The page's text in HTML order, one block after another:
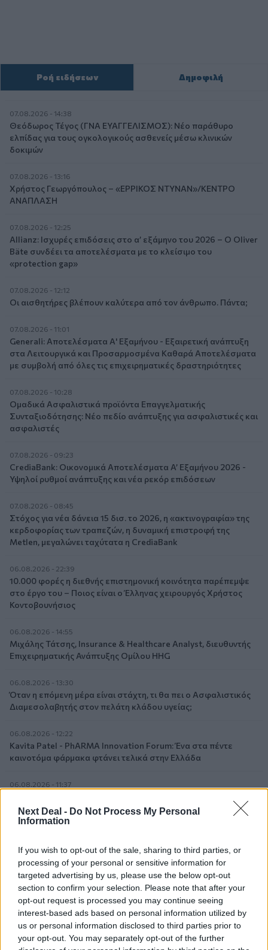
Next Deal - Do Not Process My Personal
Information
If you wish to opt-out of the sale, sharing to third parties, or
processing of your personal or sensitive information for
targeted advertising by us, please use the below opt-out
section to confirm your selection. Please note that after your
opt-out request is processed you may continue seeing
interest-based ads based on personal information utilized by
us or personal information disclosed to third parties prior to
your opt-out. You may separately opt-out of the further
Ροή ειδήσεων Δημοφιλή
07.08.2026 - 14:38
Θεόδωρος Τέγος (ΓΝΑ ΕΥΑΓΓΕΛΙΣΜΟΣ): Νέο παράθυρο
ελπίδας για τους ογκολογικούς ασθενείς μέσω κλινικών
δοκιμών
07.08.2026 - 13:16
Χρήστος Γεωργόπουλος – «ΕΡΡΙΚΟΣ ΝΤΥΝΑΝ»/ΚΕΝΤΡΟ
ΑΝΑΠΛΑΣΗ
07.08.2026 - 12:25
Allianz: Ισχυρές επιδόσεις στο α’ εξάμηνο του 2026 – Ο Oliver
Bäte συνδέει τα αποτελέσματα με το κλείσιμο του
«protection gap»
07.08.2026 - 12:12
Οι αισθητήρες βλέπουν καλύτερα από τον άνθρωπο. Πάντα;
07.08.2026 - 11:01
Generali: Αποτελέσματα Α' Εξαμήνου - Εξαιρετική ανάπτυξη
στα Λειτουργικά και Προσαρμοσμένα Καθαρά Αποτελέσματα
με συμβολή από όλες τις επιχειρηματικές δραστηριότητες
07.08.2026 - 10:28
Ομαδικά Ασφαλιστικά προϊόντα Επαγγελματικής
Συνταξιοδότησης: Νέο πεδίο ανάπτυξης για ασφαλιστικές και
ασφαλιστές
07.08.2026 - 09:23
CrediaBank: Οικονομικά Αποτελέσματα A’ Εξαμήνου 2026 -
Υψηλοί ρυθμοί ανάπτυξης και νέα ρεκόρ επιδόσεων
07.08.2026 - 08:45
Στόχος για νέα δάνεια 15 δισ. το 2026, η «ακτινογραφία» της
κερδοφορίας των τραπεζών, η δυναμική επιστροφή της
Metlen, μεγαλώνει ταχύτατα η CrediaBank
06.08.2026 - 22:39
10.000 φορές η διεθνής επιστημονική κοινότητα παρέπεμψε
στο έργο του – Ποιος είναι ο Έλληνας χειρουργός Χρήστος
Κοντοβουνήσιος
06.08.2026 - 14:55
Μιχάλης Τάτσης, Insurance & Healthcare Analyst, διευθυντής
Επιχειρηματικής Ανάπτυξης Ομίλου HHG
06.08.2026 - 13:30
Όταν η επόμενη μέρα είναι στάχτη, τι θα πει ο Ασφαλιστικός
Διαμεσολαβητής στον πελάτη κλάδου υγείας;
06.08.2026 - 12:22
Kavita Patel - PhARMA Innovation Forum: Ένα στα πέντε
καινοτόμα φάρμακα φτάνει τελικά στην Ελλάδα
06.08.2026 - 11:37
ζητούν οι έμποροι από την Κυβέρνηση
Ευρώπη: Μπορεί η κλιματική αλλαγή να οδηγήσει σε
ενεργειακή κρίση;
06.08.2026 - 09:15
Στέλιος Λιανός – INTERAMERICAN / Αθηναϊκή Γενική Κλινική
06.08.2026 - 08:40
Η γαλλική «ψήφος» στο «καλώδιο» και τα συμφέροντα, οι